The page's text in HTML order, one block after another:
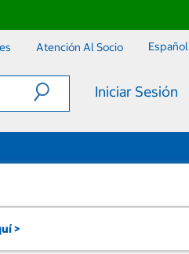
Atención Al Socio Español
Iniciar Sesión
>